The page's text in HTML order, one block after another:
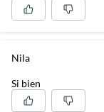
Nila
Si bien